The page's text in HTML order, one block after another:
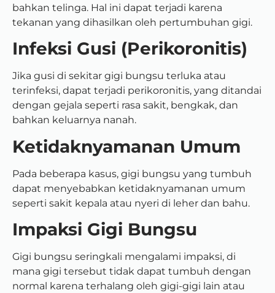
bahkan telinga. Hal ini dapat terjadi karena
tekanan yang dihasilkan oleh pertumbuhan gigi.
Infeksi Gusi (Perikoronitis)
Jika gusi di sekitar gigi bungsu terluka atau
terinfeksi, dapat terjadi perikoronitis, yang ditandai
dengan gejala seperti rasa sakit, bengkak, dan
bahkan keluarnya nanah.
Ketidaknyamanan Umum
Pada beberapa kasus, gigi bungsu yang tumbuh
dapat menyebabkan ketidaknyamanan umum
seperti sakit kepala atau nyeri di leher dan bahu.
Impaksi Gigi Bungsu
Gigi bungsu seringkali mengalami impaksi, di
mana gigi tersebut tidak dapat tumbuh dengan
normal karena terhalang oleh gigi-gigi lain atau